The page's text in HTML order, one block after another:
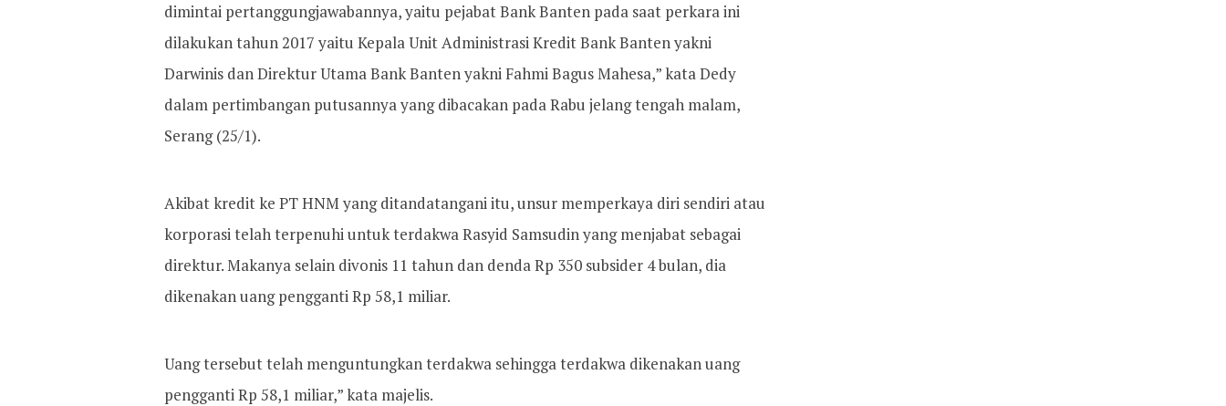
dimintai pertanggungjawabannya, yaitu pejabat Bank Banten pada saat perkara ini
dilakukan tahun 2017 yaitu Kepala Unit Administrasi Kredit Bank Banten yakni
Darwinis dan Direktur Utama Bank Banten yakni Fahmi Bagus Mahesa,” kata Dedy
dalam pertimbangan putusannya yang dibacakan pada Rabu jelang tengah malam,
Serang (25/1).
Akibat kredit ke PT HNM yang ditandatangani itu, unsur memperkaya diri sendiri atau
korporasi telah terpenuhi untuk terdakwa Rasyid Samsudin yang menjabat sebagai
direktur. Makanya selain divonis 11 tahun dan denda Rp 350 subsider 4 bulan, dia
dikenakan uang pengganti Rp 58,1 miliar.
Uang tersebut telah menguntungkan terdakwa sehingga terdakwa dikenakan uang
pengganti Rp 58,1 miliar,” kata majelis.